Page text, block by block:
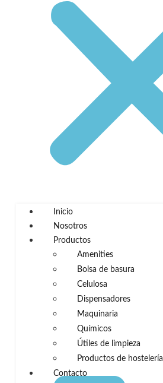
Inicio
Nosotros
Productos
Amenities
Bolsa de basura
Celulosa
Dispensadores
Maquinaria
Químicos
Útiles de limpieza
Productos de hostelería
Contacto